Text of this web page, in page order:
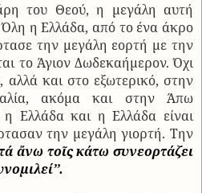
του Θεού, η μεγάλη αυτή
η Ελλάδα, από το ένα άκρο
την μεγάλη εορτή με την
το Άγιον Δωδεκαήμερον. Όχι
και στο εξωτερικό, στην
ακόμα και στην Άπω
Ελλάδα και η Ελλάδα είναι
την μεγάλη γιορτή. Την
ἄνω τοῖς κάτω συνεορτάζει